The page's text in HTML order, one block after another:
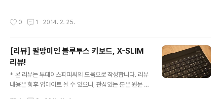
수) 때문이 아닐까 생각합니다. 저 역시 몇 개의 도메인을
NS service, therefore internet speed can be ke
C, Mac, Mobile Device and Apple TV.Moreover,
it is super eas..
0 1 2014. 2. 25.
[리뷰] 팔방미인 블루투스 키보드, X-SLIM
리뷰!
* 본 리뷰는 투데이스피피씨의 도움으로 작성합니다. 리뷰
내용은 향후 업데이트 될 수 있으니, 관심있는 분은 원문 링